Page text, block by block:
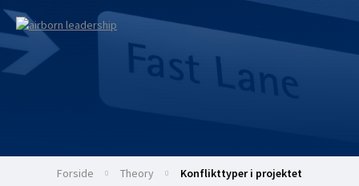
Forside theory Konflikttyper i projektet